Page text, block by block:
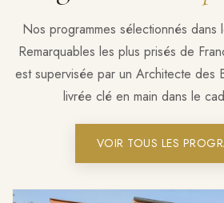
Nos programmes sélectionnés dans
Remarquables les plus prisés de
est supervisée par un Architecte des
livrée clé en main dans le
VOIR TOUS LES